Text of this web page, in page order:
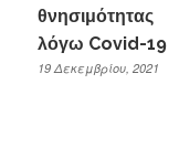
θνησιμότητας
λόγω Covid-19
19 Δεκεμβρίου, 2021